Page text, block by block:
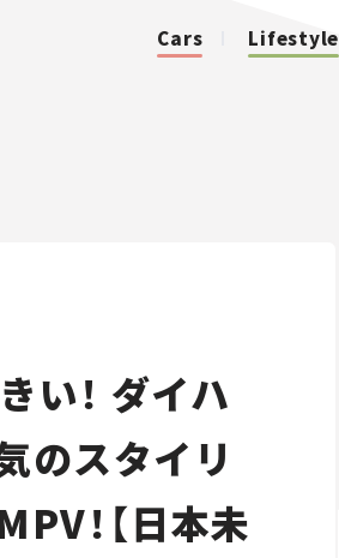
Cars Lifestyle
い！ ダイハ
のスタイリ
！【日本未
Traffic
Special
Series